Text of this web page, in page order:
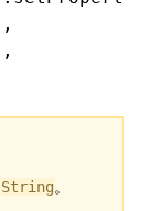
,
,
String。